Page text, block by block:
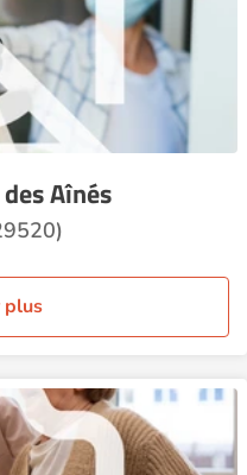
Aînés
plus